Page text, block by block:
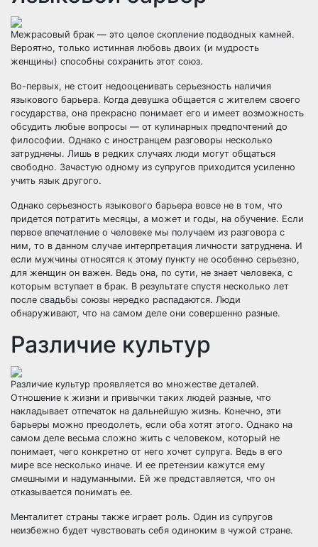
Межрасовый брак — это целое скопление подводных камней.
Вероятно, только истинная любовь двоих (и мудрость
женщины) способны сохранить этот союз.
Во-первых, не стоит недооценивать серьезность наличия
языкового барьера. Когда девушка общается с жителем своего
государства, она прекрасно понимает его и имеет возможность
обсудить любые вопросы — от кулинарных предпочтений до
философии. Однако с иностранцем разговоры несколько
затруднены. Лишь в редких случаях люди могут общаться
свободно. Зачастую одному из супругов приходится усиленно
учить язык другого.
Однако серьезность языкового барьера вовсе не в том, что
придется потратить месяцы, а может и годы, на обучение. Если
первое впечатление о человеке мы получаем из разговора с
ним, то в данном случае интерпретация личности затруднена. И
если мужчины относятся к этому пункту не особенно серьезно,
для женщин он важен. Ведь она, по сути, не знает человека, с
которым вступает в брак. В результате спустя несколько лет
после свадьбы союзы нередко распадаются. Люди
обнаруживают, что на самом деле они совершенно разные.
Различие культур
Различие культур проявляется во множестве деталей.
Отношение к жизни и привычки таких людей разные, что
накладывает отпечаток на дальнейшую жизнь. Конечно, эти
барьеры можно преодолеть, если оба хотят этого. Однако на
самом деле весьма сложно жить с человеком, который не
понимает, чего конкретно от него хочет супруга. Ведь в его
мире все несколько иначе. И ее претензии кажутся ему
смешными и надуманными. Ей же представляется, что он
отказывается понимать ее.
Менталитет страны также играет роль. Один из супругов
неизбежно будет чувствовать себя одиноким в чужой стране.